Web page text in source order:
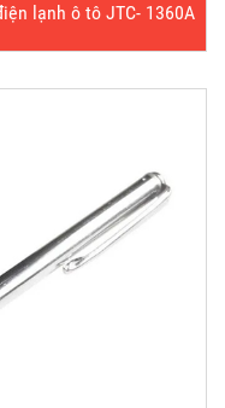
lạnh ô tô JTC- 1360A